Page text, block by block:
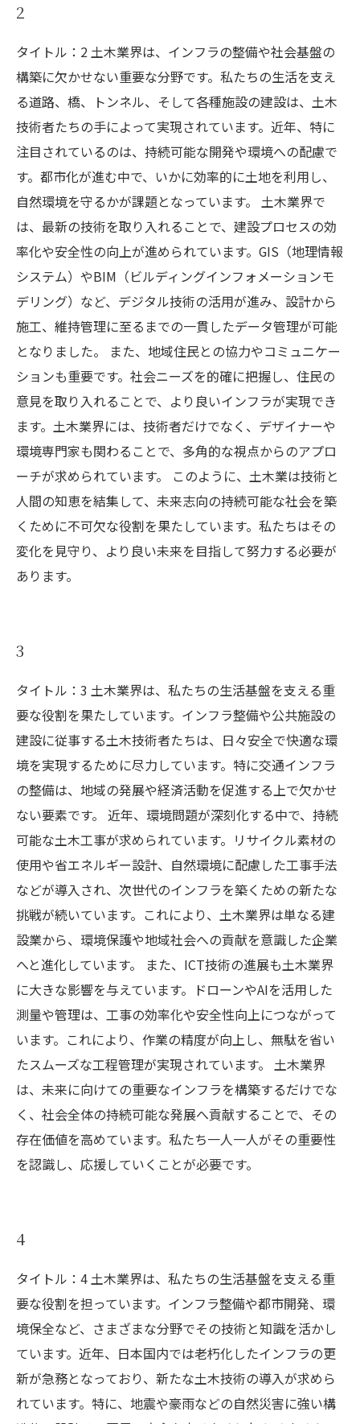
2
タイトル：2 土木業界は、インフラの整備や社会基盤の
構築に欠かせない重要な分野です。私たちの生活を支え
る道路、橋、トンネル、そして各種施設の建設は、土木
技術者たちの手によって実現されています。近年、特に
注目されているのは、持続可能な開発や環境への配慮で
す。都市化が進む中で、いかに効率的に土地を利用し、
自然環境を守るかが課題となっています。 土木業界で
は、最新の技術を取り入れることで、建設プロセスの効
率化や安全性の向上が進められています。GIS（地理情報
システム）やBIM（ビルディングインフォメーションモ
デリング）など、デジタル技術の活用が進み、設計から
施工、維持管理に至るまでの一貫したデータ管理が可能
となりました。 また、地域住民との協力やコミュニケー
ションも重要です。社会ニーズを的確に把握し、住民の
意見を取り入れることで、より良いインフラが実現でき
ます。土木業界には、技術者だけでなく、デザイナーや
環境専門家も関わることで、多角的な視点からのアプロ
ーチが求められています。 このように、土木業は技術と
人間の知恵を結集して、未来志向の持続可能な社会を築
くために不可欠な役割を果たしています。私たちはその
変化を見守り、より良い未来を目指して努力する必要が
あります。
3
タイトル：3 土木業界は、私たちの生活基盤を支える重
要な役割を果たしています。インフラ整備や公共施設の
建設に従事する土木技術者たちは、日々安全で快適な環
境を実現するために尽力しています。特に交通インフラ
の整備は、地域の発展や経済活動を促進する上で欠かせ
ない要素です。 近年、環境問題が深刻化する中で、持続
可能な土木工事が求められています。リサイクル素材の
使用や省エネルギー設計、自然環境に配慮した工事手法
などが導入され、次世代のインフラを築くための新たな
挑戦が続いています。これにより、土木業界は単なる建
設業から、環境保護や地域社会への貢献を意識した企業
へと進化しています。 また、ICT技術の進展も土木業界
に大きな影響を与えています。ドローンやAIを活用した
測量や管理は、工事の効率化や安全性向上につながって
います。これにより、作業の精度が向上し、無駄を省い
たスムーズな工程管理が実現されています。 土木業界
は、未来に向けての重要なインフラを構築するだけでな
く、社会全体の持続可能な発展へ貢献することで、その
存在価値を高めています。私たち一人一人がその重要性
を認識し、応援していくことが必要です。
4
タイトル：4 土木業界は、私たちの生活基盤を支える重
要な役割を担っています。インフラ整備や都市開発、環
境保全など、さまざまな分野でその技術と知識を活かし
ています。近年、日本国内では老朽化したインフラの更
新が急務となっており、新たな土木技術の導入が求めら
れています。特に、地震や豪雨などの自然災害に強い構